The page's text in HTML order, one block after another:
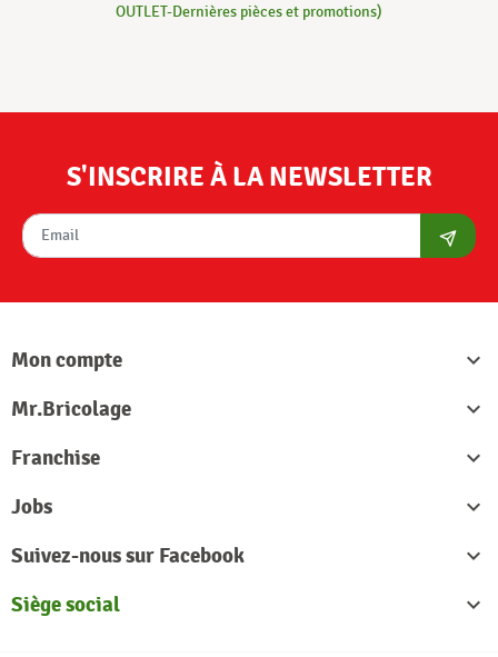
OUTLET-Dernières pièces et promotions)
S'INSCRIRE À LA NEWSLETTER
Mon compte

Mr.Bricolage

Franchise

Jobs

Suivez-nous sur Facebook

Siège social
